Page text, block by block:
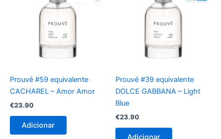
Prouvé #59 equivalente
CACHAREL – Amor Amor
€23.90
Adicionar
Prouvé #39 equivalente
DOLCE GABBANA – Light
Blue
€23.90